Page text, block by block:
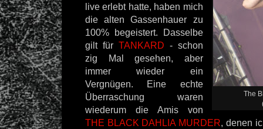
The
live erlebt hatte, haben mich
die alten Gassenhauer zu
100% begeistert. Dasselbe
gilt für TANKARD - schon
zig Mal gesehen, aber
immer wieder ein
Vergnügen. Eine echte
Überraschung waren
wiederum die Amis von
THE BLACK DAHLIA MURDER, denen